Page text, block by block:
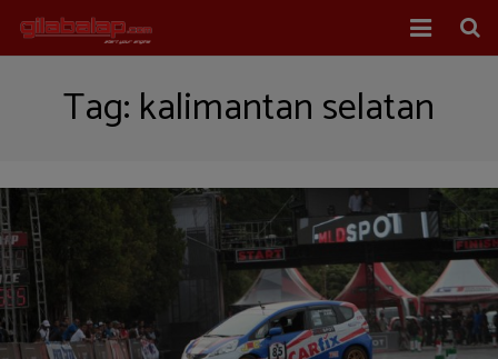
Balap Motor
About Us
Tag: kalimantan selatan